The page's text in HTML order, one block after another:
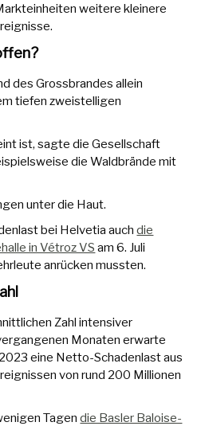
weitere kleinere
des Grossbrandes allein
tiefen zweistelligen
ist, sagte die Gesellschaft
die Waldbrände mit
unter die Haut.
bei Helvetia auchdie
in Vétroz VS am 6. Juli
anrücken mussten.
Zahl intensiver
Monaten erwarte
eine Netto-Schadenlast aus
von rund 200 Millionen
Tagendie Basler Baloise-